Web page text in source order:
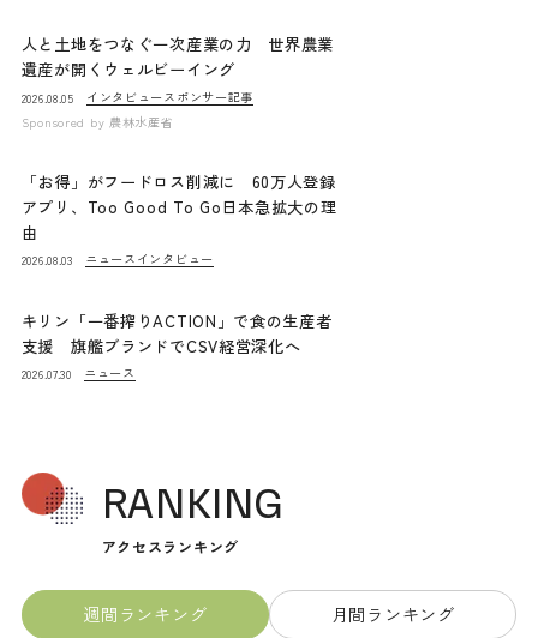
人と土地をつなぐ一次産業の力 世界農業
遺産が開くウェルビーイング
2026.08.05 インタビュー スポンサー記事
Sponsored by 農林水産省
「お得」がフードロス削減に 60万人登録
アプリ、Too Good To Go日本急拡大の理
由
2026.08.03 ニュース インタビュー
キリン「一番搾りACTION」で食の生産者
支援 旗艦ブランドでCSV経営深化へ
2026.07.30 ニュース
RANKING
アクセスランキング
週間ランキング 月間ランキング